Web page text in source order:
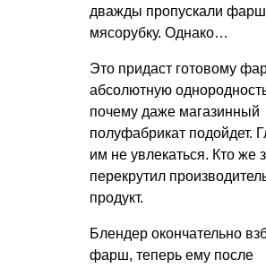
дважды пропускали фарш
мясорубку. Однако…
Это придаст готовому
абсолютную
почему даже магазинный
полуфабрикат подойдет.
им не увлекаться. Кто же
перекрутил
продукт.
Блендер окончательно
фарш, теперь ему после